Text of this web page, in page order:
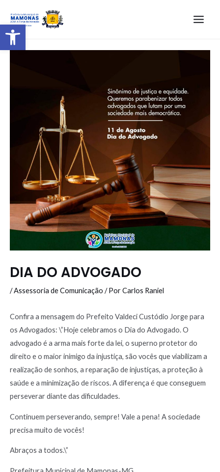
Barra de Ferramentas Aberta
DIA DO ADVOGADO
/Assessoria de Comunicação / PorCarlos Raniel
Confira a mensagem do Prefeito Valdeci Custódio Jorge para
os Advogados: \”Hoje celebramos o Dia do Advogado. O
advogado é a arma mais forte da lei, o superno protetor do
direito e o maior inimigo da injustiça, são vocês que viabilizam a
realização de sonhos, a reparação de injustiças, a proteção à
saúde e a minimização de riscos. A diferença é que conseguem
perseverar diante das dificuldades.
Continuem perseverando, sempre! Vale a pena! A sociedade
precisa muito de vocês!
Abraços a todos.\”